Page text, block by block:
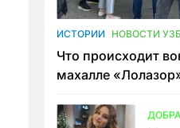
ИСТОРИИ НОВОСТИ
Что происходит
махалле
конфликта